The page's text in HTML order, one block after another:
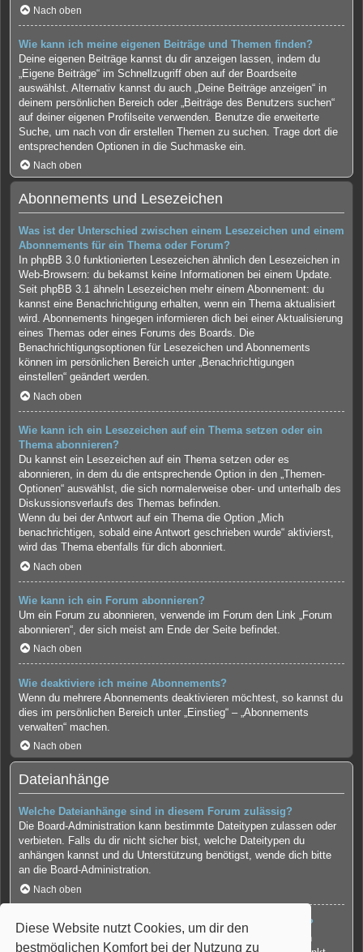
Diese Website nutzt Cookies, um dir den
bestmöglichen Komfort bei der Nutzung zu
Nach oben
Wie kann ich meine eigenen Beiträge und Themen finden?
Deine eigenen Beiträge kannst du dir anzeigen lassen, indem du
„Eigene Beiträge“ im Schnellzugriff oben auf der Boardseite
auswählst. Alternativ kannst du auch „Deine Beiträge anzeigen“ in
deinem persönlichen Bereich oder „Beiträge des Benutzers suchen“
auf deiner eigenen Profilseite verwenden. Benutze die erweiterte
Suche, um nach von dir erstellen Themen zu suchen. Trage dort die
entsprechenden Optionen in die Suchmaske ein.
Nach oben
Abonnements und Lesezeichen
Was ist der Unterschied zwischen einem Lesezeichen und einem
Abonnements für ein Thema oder Forum?
In phpBB 3.0 funktionierten Lesezeichen ähnlich den Lesezeichen in
Web-Browsern: du bekamst keine Informationen bei einem Update.
Seit phpBB 3.1 ähneln Lesezeichen mehr einem Abonnement: du
kannst eine Benachrichtigung erhalten, wenn ein Thema aktualisiert
wird. Abonnements hingegen informieren dich bei einer Aktualisierung
eines Themas oder eines Forums des Boards. Die
Benachrichtigungsoptionen für Lesezeichen und Abonnements
können im persönlichen Bereich unter „Benachrichtigungen
einstellen“ geändert werden.
Nach oben
Wie kann ich ein Lesezeichen auf ein Thema setzen oder ein
Thema abonnieren?
Du kannst ein Lesezeichen auf ein Thema setzen oder es
abonnieren, in dem du die entsprechende Option in den „Themen-
Optionen“ auswählst, die sich normalerweise ober- und unterhalb des
Diskussionsverlaufs des Themas befinden.
Wenn du bei der Antwort auf ein Thema die Option „Mich
benachrichtigen, sobald eine Antwort geschrieben wurde“ aktivierst,
wird das Thema ebenfalls für dich abonniert.
Nach oben
Wie kann ich ein Forum abonnieren?
Um ein Forum zu abonnieren, verwende im Forum den Link „Forum
abonnieren“, der sich meist am Ende der Seite befindet.
Nach oben
Wie deaktiviere ich meine Abonnements?
Wenn du mehrere Abonnements deaktivieren möchtest, so kannst du
dies im persönlichen Bereich unter „Einstieg“ – „Abonnements
verwalten“ machen.
Nach oben
Dateianhänge
Welche Dateianhänge sind in diesem Forum zulässig?
Die Board-Administration kann bestimmte Dateitypen zulassen oder
verbieten. Falls du dir nicht sicher bist, welche Dateitypen du
anhängen kannst und du Unterstützung benötigst, wende dich bitte
an die Board-Administration.
Nach oben
Kann ich eine Übersicht all meiner Dateianhänge erhalten?
Um eine Liste all deiner Dateianhänge zu erhalten, gehe in den